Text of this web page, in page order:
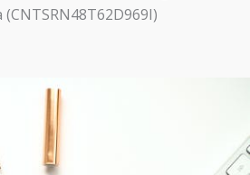
(CNTSRN48T62D969I)